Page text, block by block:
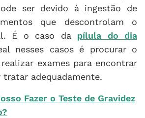
ser devido à ingestão de
que descontrolam o
É o caso da pílula do dia
nesses casos é procurar o
exames para encontrar
tratar adequadamente.
Fazer o Teste de Gravidez